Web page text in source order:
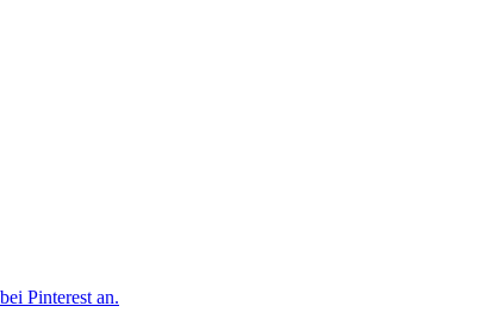
Pinterest an.